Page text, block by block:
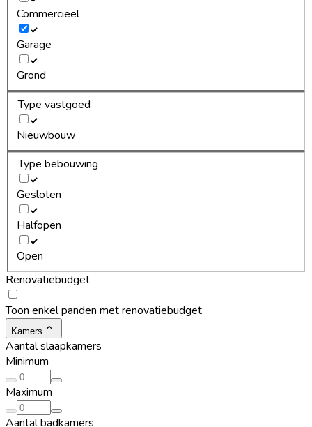
Commercieel
Garage
Grond
Type vastgoed
Nieuwbouw
Type bebouwing
Gesloten
Halfopen
Open
Renovatiebudget
Toon enkel panden met renovatiebudget
Kamers
Aantal slaapkamers
Minimum
Maximum
Aantal badkamers